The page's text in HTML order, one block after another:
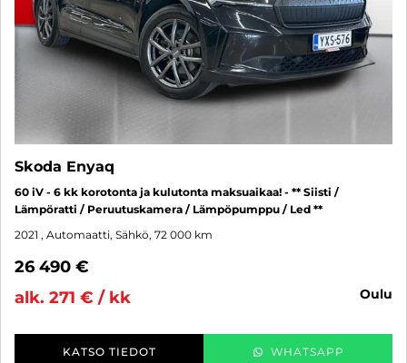
Skoda Enyaq
60 iV - 6 kk korotonta ja kulutonta maksuaikaa! - ** Siisti /
Lämpöratti / Peruutuskamera / Lämpöpumppu / Led **
2021 , Automaatti, Sähkö, 72 000 km
26 490 €
alk. 271 € / kk
oulu
KATSO TIEDOT WHATSAPP